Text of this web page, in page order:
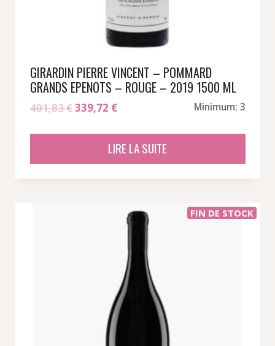
GIRARDIN PIERRE VINCENT – POMMARD
GRANDS EPENOTS – ROUGE – 2019 1500 ML
401,83€Le
339,72 €Le
est :
Minimum: 3
LIRE LA SUITE
FIN DE STOCK